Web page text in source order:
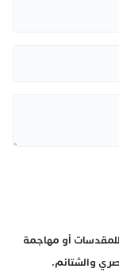
أو مهاجمة
والشتائم.